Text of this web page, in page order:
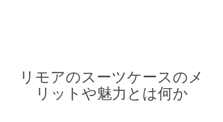
リモアのスーツケースのメ
リットや魅力とは何か